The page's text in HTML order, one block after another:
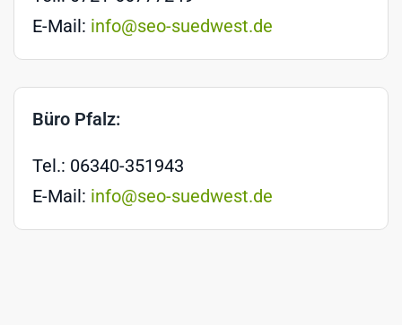
E-Mail: info@seo-suedwest.de
Büro Pfalz:
Tel.: 06340-351943
E-Mail: info@seo-suedwest.de